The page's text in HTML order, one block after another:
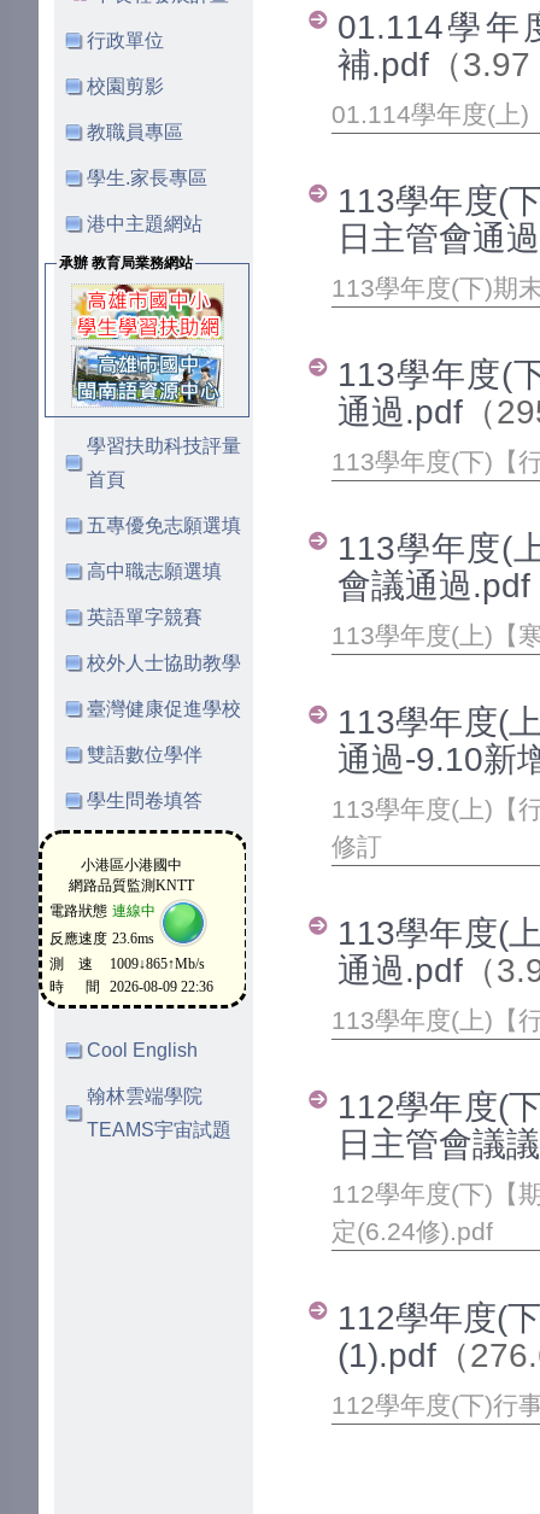
行政單位
校園剪影
教職員專區
學生.家長專區
港中主題網站
承辦 教育局業務網站
學習扶助科技評量
首頁
五專優免志願選填
高中職志願選填
英語單字競賽
校外人士協助教學
臺灣健康促進學校
雙語數位學伴
學生問卷填答
Cool English
翰林雲端學院
TEAMS宇宙試題
01.114學年
補.pdf （
01.114學年度(上
113學年度(
日主管會通
113學年度(下)期
113學年度(
通過.pdf （
113學年度(下)【
113學年度(
會議通過.pdf
113學年度(上)【
113學年度(
通過-9.10新
113學年度(上)【
修訂
113學年度(
通過.pdf （
113學年度(上)【
112學年度(
日主管會議
112學年度(下)【
定(6.24修).pdf
112學年度(
(1).pdf （
112學年度(下)行